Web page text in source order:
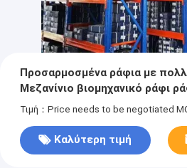
Προσαρμοσμένα ράφια με
Μεζανίνιο βιομηχανικό ράφι
αποθεμάτων
Τιμή：Price needs to be negotiated
Καλύτερη τιμή